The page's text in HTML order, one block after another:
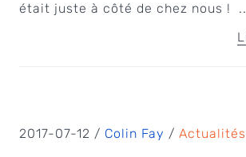
était juste à côté de chez nous !
2017-07-12 / Colin Fay / Actualités